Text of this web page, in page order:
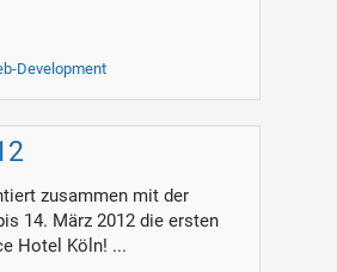
Development
zusammen mit der
14. März 2012 die ersten
Hotel Köln! ...